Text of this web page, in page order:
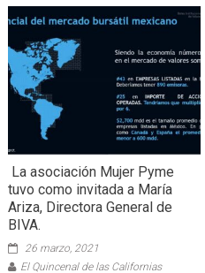
La asociación Mujer Pyme
tuvo como invitada a María
Ariza, Directora General de
BIVA.
26 marzo, 2021
El Quincenal de las Californias